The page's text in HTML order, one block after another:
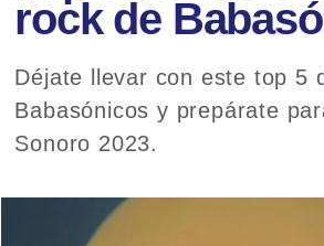
rock de
Déjate llevar con este top 5
Babasónicos y prepárate
Sonoro 2023.